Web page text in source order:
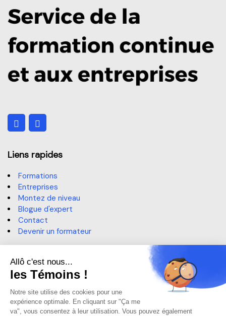
Liens rapides
Formations
Entreprises
Montez de niveau
Blogue d'expert
Contact
Devenir un formateur
Contact
514 364-3320, poste 6191
sae@claurendeau.qc.ca
1111 Rue Lapierre, LaSalle,
QC H8N 2J4